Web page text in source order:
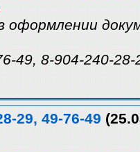
оформлении
49, 8-904-240-28-
29, 49-76-49